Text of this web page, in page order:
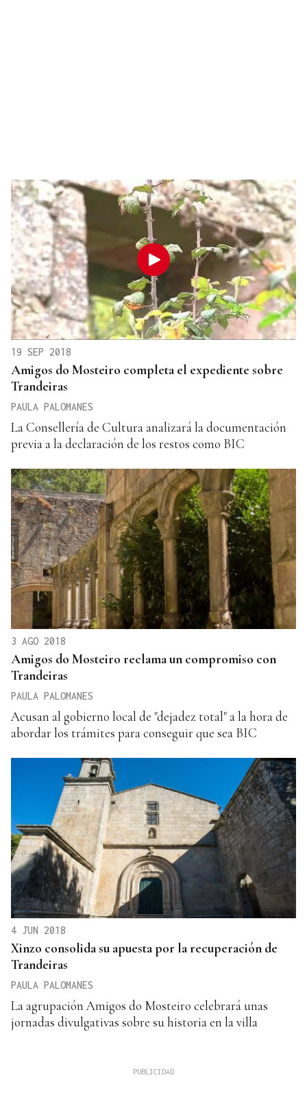
19 SEP 2018
Amigos do Mosteiro completa el expediente sobre
Trandeiras
PAULA PALOMANES
La Consellería de Cultura analizará la documentación
previa a la declaración de los restos como BIC
3 AGO 2018
Amigos do Mosteiro reclama un compromiso con
Trandeiras
PAULA PALOMANES
Acusan al gobierno local de "dejadez total" a la hora de
abordar los trámites para conseguir que sea BIC
4 JUN 2018
Xinzo consolida su apuesta por la recuperación de
Trandeiras
PAULA PALOMANES
La agrupación Amigos do Mosteiro celebrará unas
jornadas divulgativas sobre su historia en la villa